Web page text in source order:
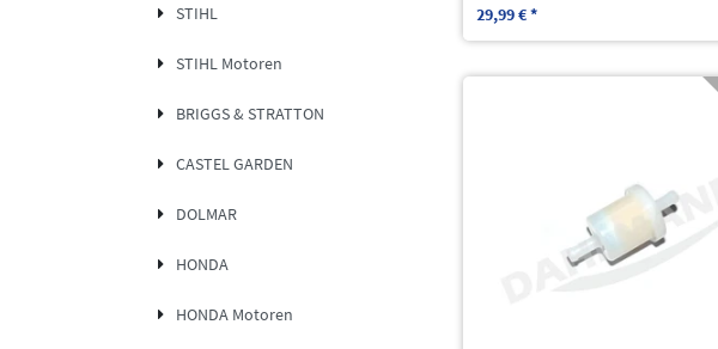
STIHL
STIHL Motoren
BRIGGS & STRATTON
CASTEL GARDEN
DOLMAR
HONDA
HONDA Motoren
29,99 € *